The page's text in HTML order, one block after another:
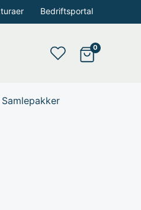
Bedriftsportal
Samlepakker